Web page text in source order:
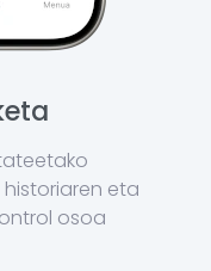
eta
osoa